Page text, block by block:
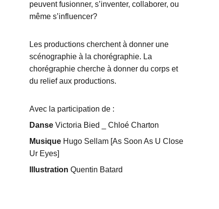
peuvent fusionner, s’inventer, collaborer, ou
même s’influencer?
Les productions cherchent à donner une
scénographie à la chorégraphie. La
chorégraphie cherche à donner du corps et
du relief aux productions.
Avec la participation de :
Danse Victoria Bied _ Chloé Charton
Musique Hugo Sellam [As Soon As U Close
Ur Eyes]
Illustration Quentin Batard